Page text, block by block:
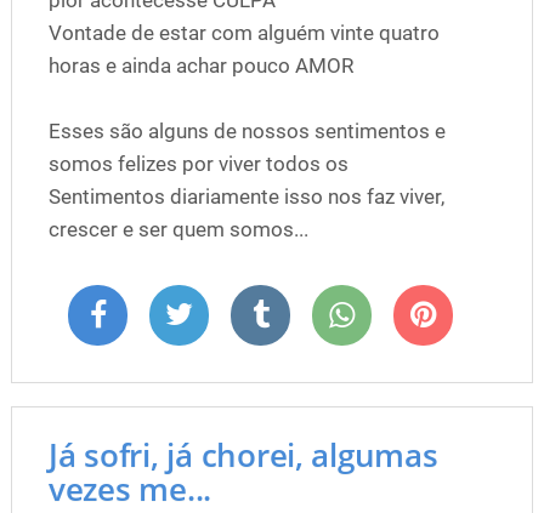
Vontade de estar com alguém vinte quatro
horas e ainda achar pouco AMOR
Esses são alguns de nossos sentimentos e
somos felizes por viver todos os
Sentimentos diariamente isso nos faz viver,
crescer e ser quem somos...
Já sofri, já chorei, algumas
vezes me...